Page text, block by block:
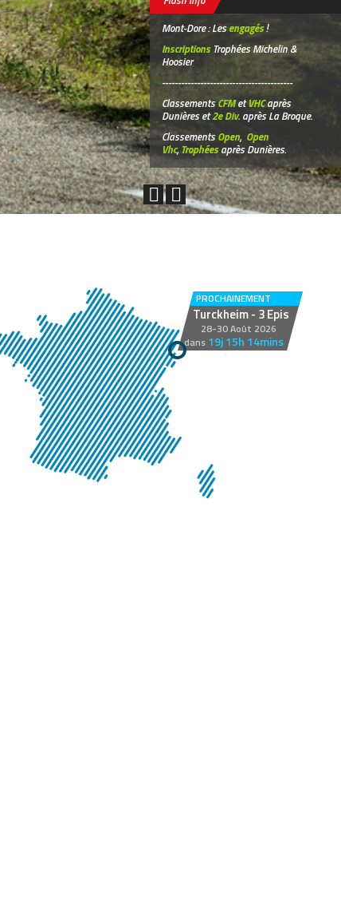
Mont-Dore : Lesengagés!
InscriptionsTrophées Michelin &
Hoosier
-----------------------------------------
ClassementsCFMetVHCaprès
Dunières et2e Div.après La Broque.
ClassementsOpen, Open
Vhc, Trophéesaprès Dunières.
PROCHAINEMENT
Turckheim - 3 Epis
28-30 Août 2026
dans 19j 15h 14mins